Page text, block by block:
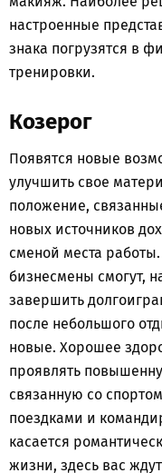
настроенные
знака погрузятся в
тренировки.
Козерог
Появятся новые
улучшить свое
положение,
новых источников
сменой места
бизнесмены смогут,
завершить
после небольшого
новые. Хорошее
проявлять
связанную со
поездками и
касается
жизни, здесь вас